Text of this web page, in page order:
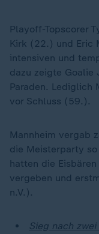
Playoff-Topscorer
Kirk (22.) und Eric
intensiven und
dazu zeigte Goalie
Paraden. Lediglich
vor Schluss (59.).
Mannheim vergab
die Meisterparty
hatten die
vergeben und
n.V.).
Sieg nach